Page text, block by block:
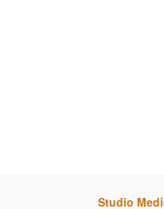
Studio